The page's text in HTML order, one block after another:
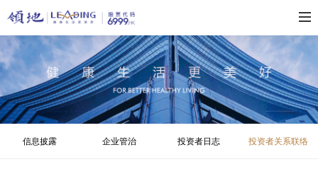
信息披露 企业管治 投资者日志 投资者关系联络